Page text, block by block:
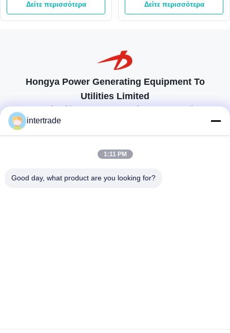
Francis 65m γεννήτρια
τουρμπίνας του Francis
Δείτε περισσότερα Δείτε περισσότερα
Hongya Power Generating Equipment To
Utilities Limited
προσαρμοσμένες λύσεις για να ανταποκρίνονται στις απαιτήσεις των
86-28-37561966-8:00
intertrade
1:11 PM
Good day, what product are you looking for?